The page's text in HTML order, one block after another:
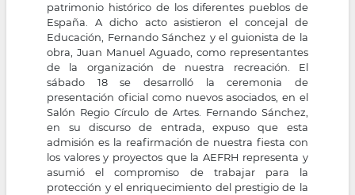
patrimonio histórico de los diferentes pueblos de
España. A dicho acto asistieron el concejal de
Educación, Fernando Sánchez y el guionista de la
obra, Juan Manuel Aguado, como representantes
de la organización de nuestra recreación. El
sábado 18 se desarrolló la ceremonia de
presentación oficial como nuevos asociados, en el
Salón Regio Círculo de Artes. Fernando Sánchez,
en su discurso de entrada, expuso que esta
admisión es la reafirmación de nuestra fiesta con
los valores y proyectos que la AEFRH representa y
asumió el compromiso de trabajar para la
protección y el enriquecimiento del prestigio de la